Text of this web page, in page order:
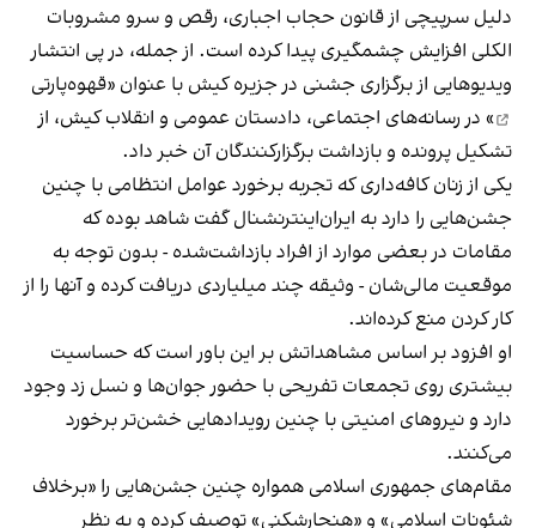
دلیل سرپیچی از قانون حجاب اجباری، رقص و سرو مشروبات
الکلی افزایش چشمگیری پیدا کرده است. از جمله، در پی انتشار
ویدیوهایی از برگزاری جشنی در جزیره کیش با عنوان «قهوه‌پارتی
» در رسانه‌های اجتماعی، دادستان عمومی و انقلاب کیش، از
تشکیل پرونده و بازداشت برگزارکنندگان آن خبر داد.
یکی از زنان کافه‌داری که تجربه برخورد عوامل انتظامی با چنین
جشن‌هایی را دارد به ایران‌اینترنشنال گفت شاهد بوده که
مقامات در بعضی موارد از افراد بازداشت‌‌شده - بدون توجه به
موقعیت مالی‌شان - وثیقه چند میلیاردی دریافت کرده و آنها را از
کار کردن منع کرده‌اند.
او افزود بر اساس مشاهداتش بر این باور است که حساسیت
بیشتری روی تجمعات تفریحی با حضور جوان‌ها و نسل زد وجود
دارد و نیروهای امنیتی با چنین رویدادهایی خشن‌تر برخورد
می‌کنند.
مقام‌های جمهوری اسلامی همواره چنین جشن‌هایی را «برخلاف
شئونات اسلامی» و «هنجارشکنی» توصیف کرده و به نظر